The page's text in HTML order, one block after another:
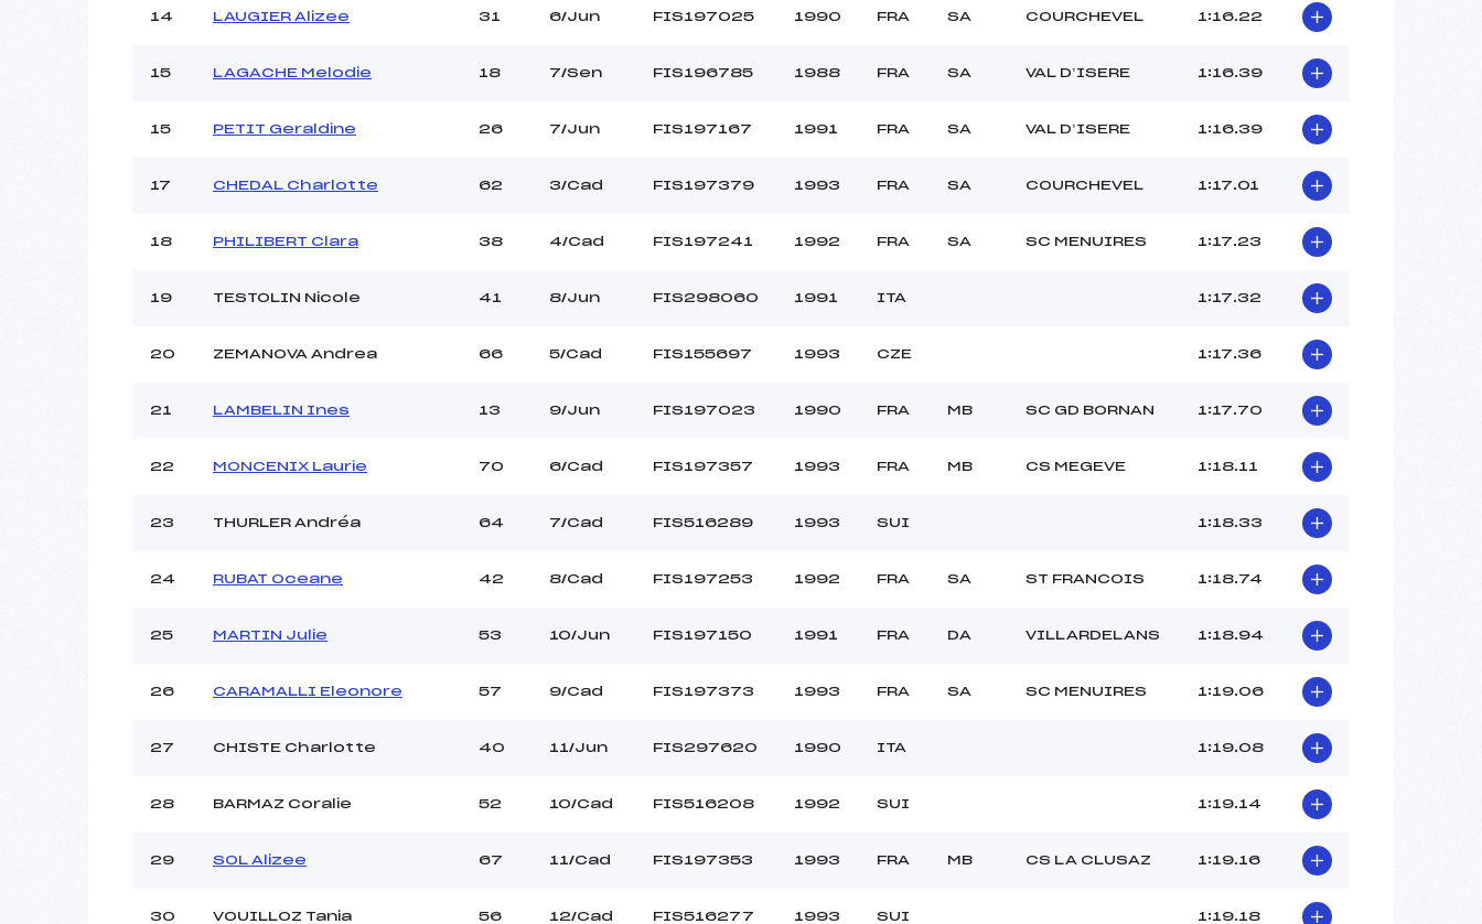
14 LAUGIER Alizee 31 6/Jun FIS197025 1990 FRA SA COURCHEVEL 1:16.22
15 LAGACHE Melodie 18 7/Sen FIS196785 1988 FRA SA VAL D’ISERE 1:16.39
15 PETIT Geraldine 26 7/Jun FIS197167 1991 FRA SA VAL D’ISERE 1:16.39
17 CHEDAL Charlotte 62 3/Cad FIS197379 1993 FRA SA COURCHEVEL 1:17.01
18 PHILIBERT Clara 38 4/Cad FIS197241 1992 FRA SA SC MENUIRES 1:17.23
19 TESTOLIN Nicole 41 8/Jun FIS298060 1991 ITA 1:17.32
20 ZEMANOVA Andrea 66 5/Cad FIS155697 1993 CZE 1:17.36
21 LAMBELIN Ines 13 9/Jun FIS197023 1990 FRA MB SC GD BORNAN 1:17.70
22 MONCENIX Laurie 70 6/Cad FIS197357 1993 FRA MB CS MEGEVE 1:18.11
23 THURLER Andréa 64 7/Cad FIS516289 1993 SUI 1:18.33
24 RUBAT Oceane 42 8/Cad FIS197253 1992 FRA SA ST FRANCOIS 1:18.74
25 MARTIN Julie 53 10/Jun FIS197150 1991 FRA DA VILLARDELANS 1:18.94
26 CARAMALLI Eleonore 57 9/Cad FIS197373 1993 FRA SA SC MENUIRES 1:19.06
27 CHISTE Charlotte 40 11/Jun FIS297620 1990 ITA 1:19.08
28 BARMAZ Coralie 52 10/Cad FIS516208 1992 SUI 1:19.14
29 SOL Alizee 67 11/Cad FIS197353 1993 FRA MB CS LA CLUSAZ 1:19.16
30 VOUILLOZ Tania 56 12/Cad FIS516277 1993 SUI 1:19.18